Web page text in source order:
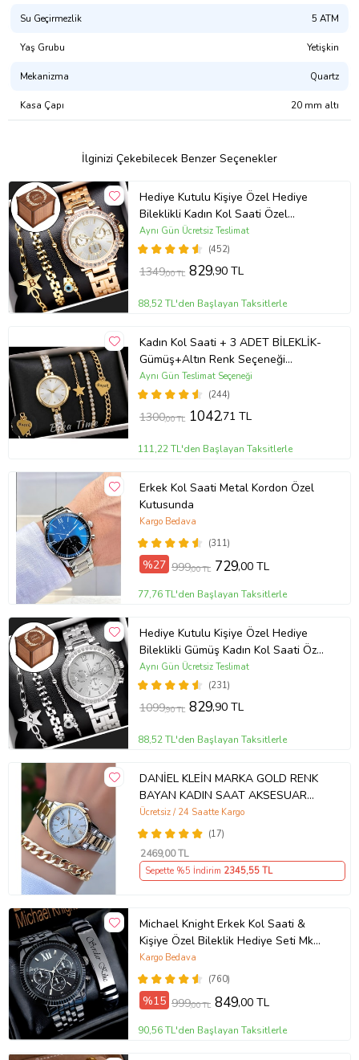
Marka:Santa Barbara Polo & Racquet Club
Kadran Rengi:Beyaz
Kordon Rengi:Metal
Ürün Kodu:kcm53869015
Su Geçirmezlik 5 ATM
Yaş Grubu Yetişkin
Mekanizma Quartz
Kasa Çapı 20 mm altı
İlginizi Çekebilecek Benzer Seçenekler
Hediye Kutulu Kişiye Özel Hediye
Bileklikli Kadın Kol Saati Özel
Kutusunda (Gold)
(452)
Aynı Gün Ücretsiz Teslimat
1349,00 TL 829,90 TL
88,52 TL'den Başlayan Taksitlerle
Kadın Kol Saati + 3 ADET BİLEKLİK-
Gümüş+Altın Renk Seçeneği
ayarlanabilir kordon Kadın Kol Saati
BİLEKLİK HEDİYE Altın Renk - Kız
Arkadaşa hediye (Altın)
(244)
Aynı Gün Teslimat Seçeneği
1300,00 TL 1042,71 TL
111,22 TL'den Başlayan Taksitlerle
Erkek Kol Saati Metal Kordon Özel
Kutusunda
(311)
Kargo Bedava
%27 999,00 TL 729,00 TL
77,76 TL'den Başlayan Taksitlerle
Hediye Kutulu Kişiye Özel Hediye
Bileklikli Gümüş Kadın Kol Saati Özel
Kutusunda (Gümüş)
(231)
Aynı Gün Ücretsiz Teslimat
1099,90 TL 829,90 TL
88,52 TL'den Başlayan Taksitlerle
DANİEL KLEİN MARKA GOLD RENK
BAYAN KADIN SAAT AKSESUAR
BİLEKLİK HEDİYELİ
(17)
Ücretsiz / 24 Saatte Kargo
2469,00 TL
Sepette %5 İndirim 2345,55 TL
Michael Knight Erkek Kol Saati &
Kişiye Özel Bileklik Hediye Seti Mk
SiyahİçiGümüş
(760)
Kargo Bedava
%15 999,00 TL 849,00 TL
90,56 TL'den Başlayan Taksitlerle